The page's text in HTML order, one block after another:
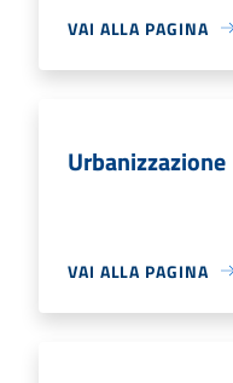
VAI ALLA PAGINA
Urbanizzazione
VAI ALLA PAGINA